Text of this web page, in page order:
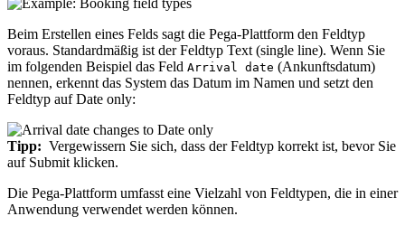
Beim Erstellen eines Felds sagt die Pega-Plattform den Feldtyp
voraus. Standardmäßig ist der Feldtyp Text (single line). Wenn Sie
im folgenden Beispiel das Feld Arrival date (Ankunftsdatum)
nennen, erkennt das System das Datum im Namen und setzt den
Feldtyp aufDate only:
Tipp: Vergewissern Sie sich, dass der Feldtyp korrekt ist, bevor Sie
auf Submitklicken.
Die Pega-Plattform umfasst eine Vielzahl von Feldtypen, die in einer
Anwendung verwendet werden können.